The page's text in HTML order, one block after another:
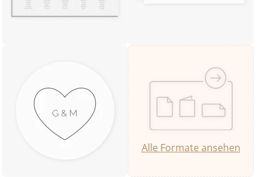
Alle Formate ansehen